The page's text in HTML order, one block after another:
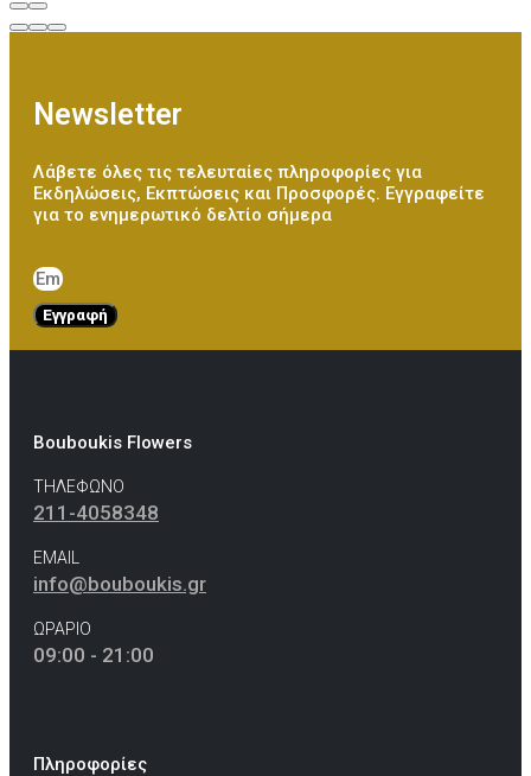
Newsletter
Λάβετε όλες τις τελευταίες πληροφορίες για
Εκδηλώσεις, Εκπτώσεις και Προσφορές. Εγγραφείτε
για το ενημερωτικό δελτίο σήμερα
Εγγραφή
Bouboukis Flowers
ΤΗΛΕΦΩΝΟ
211-4058348
EMAIL
info@bouboukis.gr
ΩΡΑΡΙΟ
09:00 - 21:00
Πληροφορίες